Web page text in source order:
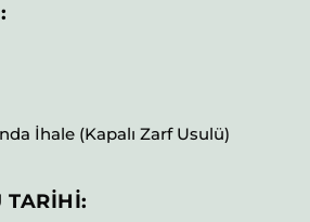
İhale (Kapalı Zarf Usulü)
TARİHİ: